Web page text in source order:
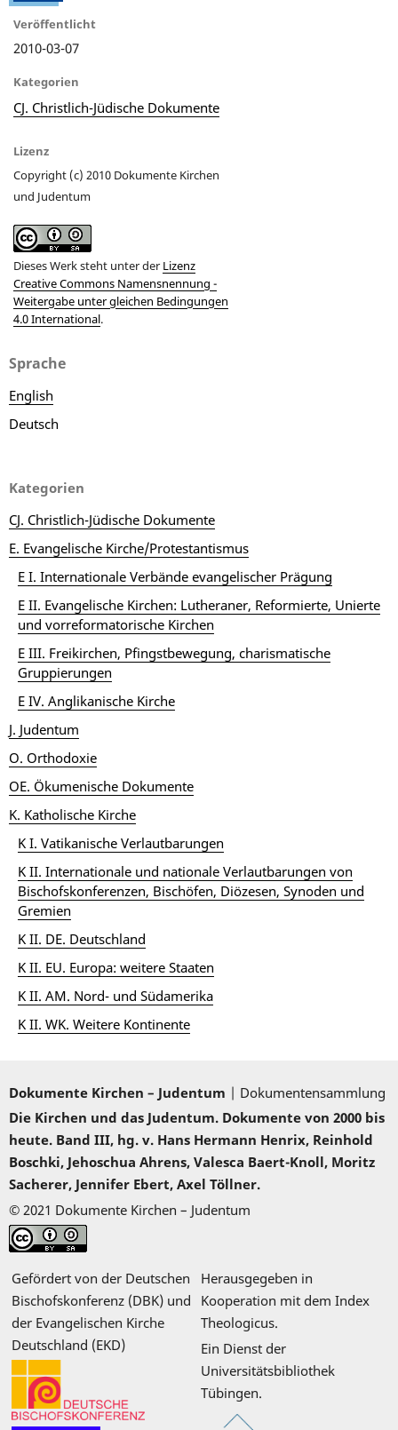
Veröffentlicht
2010-03-07
Kategorien
CJ. Christlich-Jüdische Dokumente
Lizenz
Copyright (c) 2010 Dokumente Kirchen
und Judentum
Dieses Werk steht unter der Lizenz
Creative Commons Namensnennung -
Weitergabe unter gleichen Bedingungen
4.0 International.
Sprache
English
Deutsch
Kategorien
CJ. Christlich-Jüdische Dokumente
E. Evangelische Kirche/Protestantismus
E I. Internationale Verbände evangelischer Prägung
E II. Evangelische Kirchen: Lutheraner, Reformierte, Unierte
und vorreformatorische Kirchen
E III. Freikirchen, Pfingstbewegung, charismatische
Gruppierungen
E IV. Anglikanische Kirche
J. Judentum
O. Orthodoxie
OE. Ökumenische Dokumente
K. Katholische Kirche
K I. Vatikanische Verlautbarungen
K II. Internationale und nationale Verlautbarungen von
Bischofskonferenzen, Bischöfen, Diözesen, Synoden und
Gremien
K II. DE. Deutschland
K II. EU. Europa: weitere Staaten
K II. AM. Nord- und Südamerika
K II. WK. Weitere Kontinente
Dokumente Kirchen – Judentum | Dokumentensammlung
Die Kirchen und das Judentum. Dokumente von 2000 bis
heute. Band III, hg. v. Hans Hermann Henrix, Reinhold
Boschki, Jehoschua Ahrens, Valesca Baert-Knoll, Moritz
Sacherer, Jennifer Ebert, Axel Töllner.
© 2021 Dokumente Kirchen – Judentum
Gefördert von der Deutschen
Bischofskonferenz (DBK) und
der Evangelischen Kirche
Deutschland (EKD)
Herausgegeben in
Kooperation mit dem Index
Theologicus.
Ein Dienst der
Universitätsbibliothek
Tübingen.